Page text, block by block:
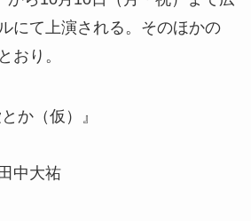
にて上演される。そのほかの
おり。
か（仮）』
中大祐